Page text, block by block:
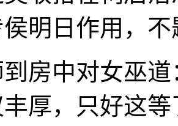
明日作用，不
房中对女巫
厚，只好这